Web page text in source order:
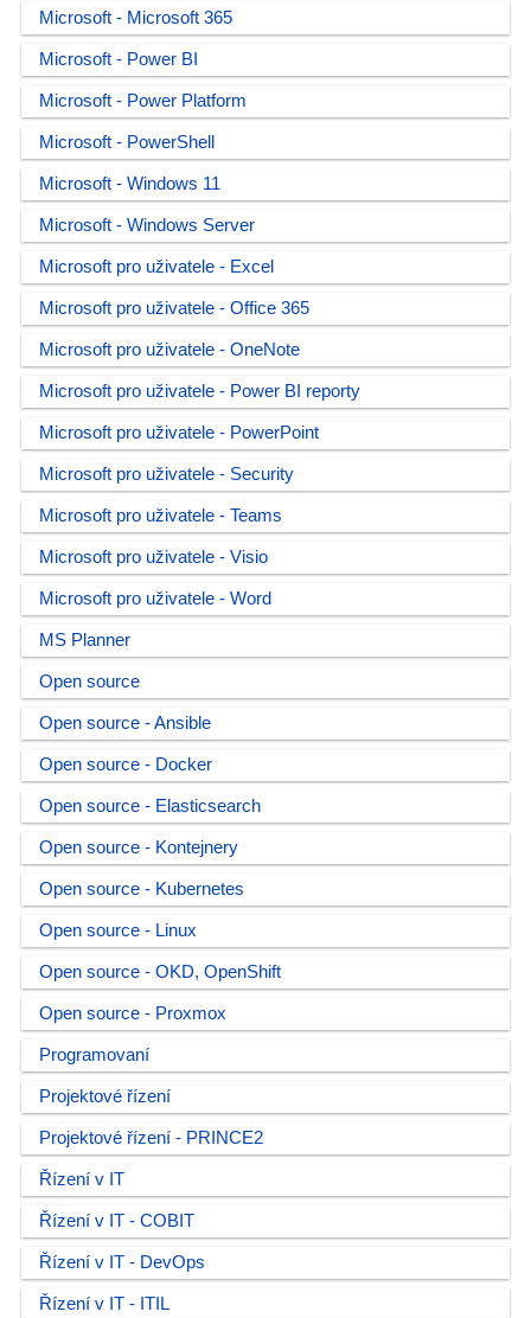
Microsoft - Microsoft 365
Microsoft - Power BI
Microsoft - Power Platform
Microsoft - PowerShell
Microsoft - Windows 11
Microsoft - Windows Server
Microsoft pro uživatele - Excel
Microsoft pro uživatele - Office 365
Microsoft pro uživatele - OneNote
Microsoft pro uživatele - Power BI reporty
Microsoft pro uživatele - PowerPoint
Microsoft pro uživatele - Security
Microsoft pro uživatele - Teams
Microsoft pro uživatele - Visio
Microsoft pro uživatele - Word
MS Planner
Open source
Open source - Ansible
Open source - Docker
Open source - Elasticsearch
Open source - Kontejnery
Open source - Kubernetes
Open source - Linux
Open source - OKD, OpenShift
Open source - Proxmox
Programovaní
Projektové řízení
Projektové řízení - PRINCE2
Řízení v IT
Řízení v IT - COBIT
Řízení v IT - DevOps
Řízení v IT - ITIL